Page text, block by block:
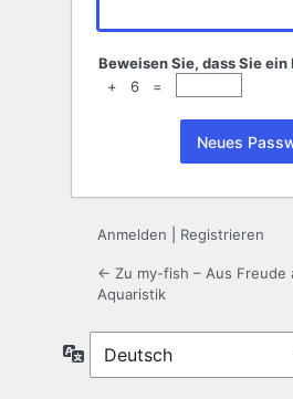
Beweisen Sie, dass Sie ein
+ 6 =
Anmelden Registrieren
← Zu my-fish – Aus Freude
Aquaristik
Sprache